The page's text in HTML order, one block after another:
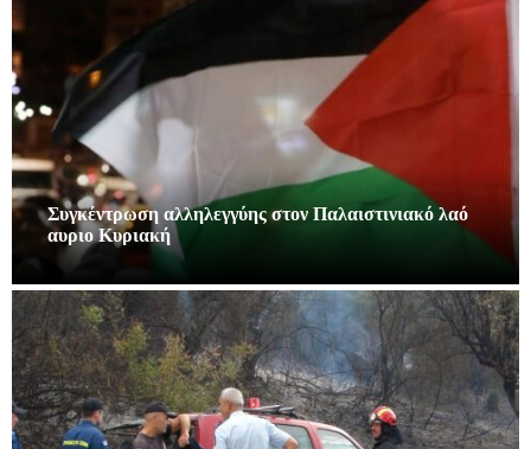
Συγκέντρωση αλληλεγγύης στον Παλαιστινιακό λαό
αυριο Κυριακή